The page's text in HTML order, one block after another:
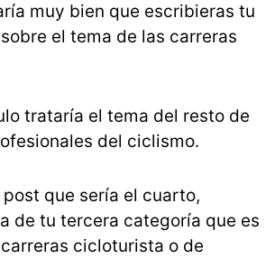
muy bien que escribieras tu
el tema de las carreras
trataría el tema del resto de
del ciclismo.
que sería el cuarto,
de tu tercera categoría que es
cicloturista o de